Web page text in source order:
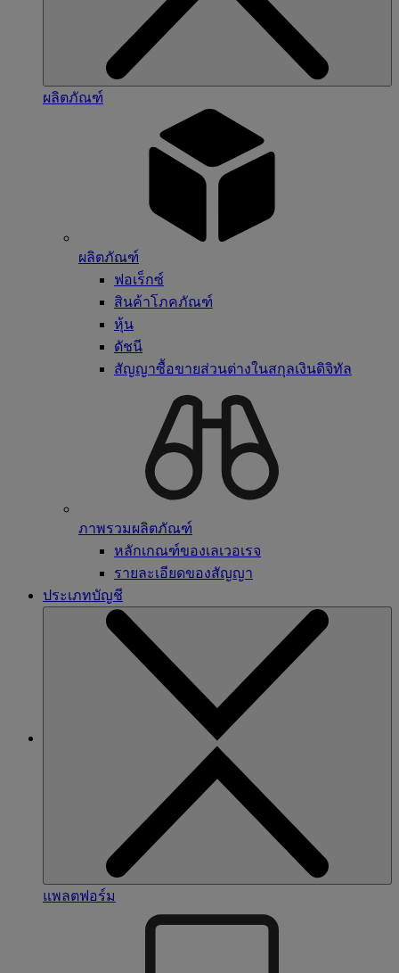
ผลิตภัณฑ์
ผลิตภัณฑ์
ฟอเร็กซ์
สินค้าโภคภัณฑ์
หุ้น
ดัชนี
สัญญาซื้อขายส่วนต่างในสกุลเงินดิจิทัล
ภาพรวมผลิตภัณฑ์
หลักเกณฑ์ของเลเวอเรจ
รายละเอียดของสัญญา
ประเภทบัญชี
แพลตฟอร์ม